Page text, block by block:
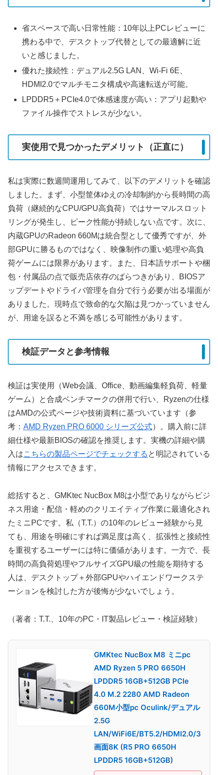
省スペースで高い日常性能：10年以上PCレビューに
携わる中で、デスクトップ代替としての最適解に近
いと感じました。
優れた接続性：デュアル2.5G LAN、Wi‑Fi 6E、
HDMI2.0でマルチモニタ構成や高速転送が可能。
LPDDR5＋PCIe4.0で体感速度が高い：アプリ起動や
ファイル操作でストレスが少ない。
実使用で見つかったデメリット（正直に）
私は実際に数週間運用してみて、以下のデメリットを確認
しました。まず、小型筐体ゆえの冷却制約から長時間の高
負荷（継続的なCPU/GPU高負荷）ではサーマルスロット
リングが発生し、ピーク性能が持続しない点です。次に、
内蔵GPUのRadeon 660Mは統合型として優秀ですが、外
部GPUに勝るものではなく、映像制作の重い処理や高負
荷ゲームには限界があります。また、日本語サポートや梱
包・付属品の点で販売店依存のばらつきがあり、BIOSア
ップデートやドライバ管理を自分で行う必要が出る場面が
ありました。現時点で致命的な欠陥は見つかっていません
が、用途を誤ると不満を感じる可能性があります。
検証データと参考情報
検証は実使用（Web会議、Office、動画編集軽負荷、軽量
ゲーム）と合成ベンチマークの併用で行い、Ryzenの仕様
はAMDの公式ページや技術資料に基づいています（参
考： AMD Ryzen PRO 6000 シリーズ公式）。購入前に詳
細仕様や最新BIOSの確認を推奨します。実機の詳細や購
入はこちらの製品ページでチェックする と明記されている
情報にアクセスできます。
総括すると、GMKtec NucBox M8は小型でありながらビジ
ネス用途・配信・軽めのクリエイティブ作業に最適化され
たミニPCです。私（T.T.）の10年のレビュー経験から見
ても、用途を明確にすれば満足度は高く、拡張性と接続性
を重視するユーザーには特に価値があります。一方で、長
時間の高負荷処理やフルサイズGPU級の性能を期待する
人は、デスクトップ＋外部GPUやハイエンドワークステ
ーションを検討した方が後悔が少ないでしょう。
（著者：T.T.、10年のPC・IT製品レビュー・検証経験）
GMKtec NucBox M8 ミニpc
AMD Ryzen 5 PRO 6650H
LPDDR5 16GB+512GB PCIe
4.0 M.2 2280 AMD Radeon
660M小型pc Oculink/デュアル
2.5G
LAN/WiFi6E/BT5.2/HDMI2.0/3
画面8K (R5 PRO 6650H
LPDDR5 16GB+512GB)